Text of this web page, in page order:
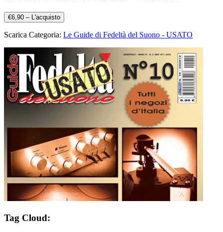
€6,90 – L'acquisto
Scarica Categoria: Le Guide di Fedeltà del Suono - USATO
Tag Cloud: